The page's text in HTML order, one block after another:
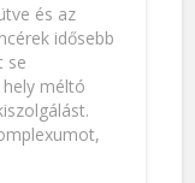
és az
idősebb
se
méltó